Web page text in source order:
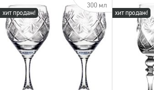
хит продаж!
300 мл
хит продаж!